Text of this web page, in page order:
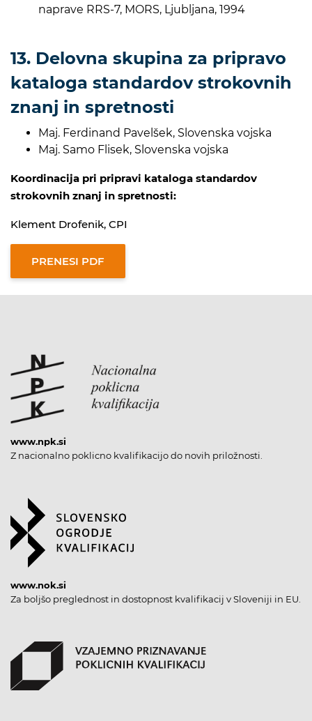
naprave RRS-7, MORS, Ljubljana, 1994
13. Delovna skupina za pripravo
kataloga standardov strokovnih
znanj in spretnosti
Maj. Ferdinand Pavelšek, Slovenska vojska
Maj. Samo Flisek, Slovenska vojska
Koordinacija pri pripravi kataloga standardov
strokovnih znanj in spretnosti:
Klement Drofenik, CPI
www.npk.si
Z nacionalno poklicno kvalifikacijo do novih priložnosti.
www.nok.si
Za boljšo preglednost in dostopnost kvalifikacij v Sloveniji in EU.